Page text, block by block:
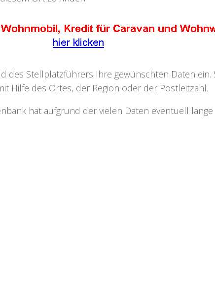
des Stellplatzführers Ihre gewünschten Daten ein.
Hilfe des Ortes, der Region oder der Postleitzahl.
hat aufgrund der vielen Daten eventuell lange